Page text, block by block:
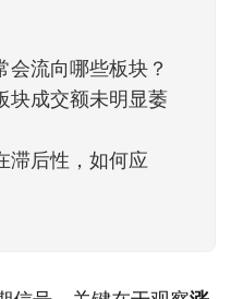
会流向哪些板块？
块成交额未明显萎
滞后性，如何应